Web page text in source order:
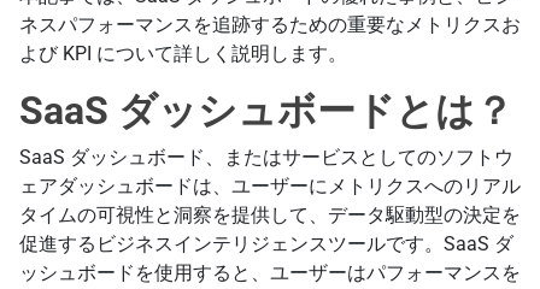
ネスパフォーマンスを追跡するための重要なメトリクスお
よび KPI について詳しく説明します。
SaaS ダッシュボードとは？
SaaS ダッシュボード、またはサービスとしてのソフトウ
ェアダッシュボードは、ユーザーにメトリクスへのリアル
タイムの可視性と洞察を提供して、データ駆動型の決定を
促進するビジネスインテリジェンスツールです。SaaS ダ
ッシュボードを使用すると、ユーザーはパフォーマンスを